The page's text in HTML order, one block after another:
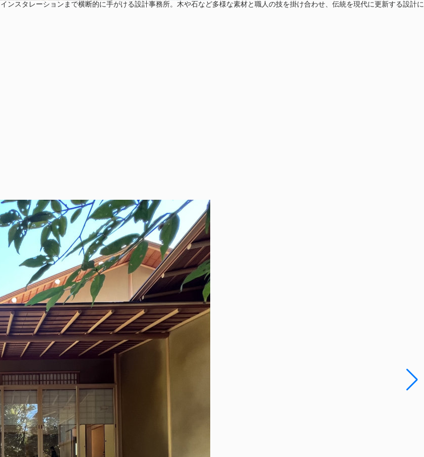
スタレーションまで横断的に手がける設計事務所。木や石など多様な素材と職人の技を掛け合わせ、伝統を現代に更新する設計に